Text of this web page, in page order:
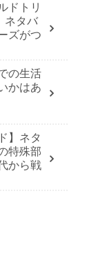
ドトリ
ネタバ
ズがつ
の生活
かはあ
】ネタ
特殊部
から戦